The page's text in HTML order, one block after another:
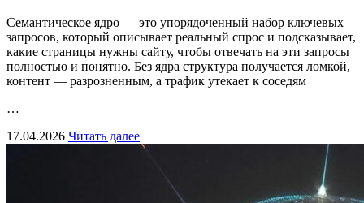
Семантическое ядро — это упорядоченный набор ключевых
запросов, который описывает реальный спрос и подсказывает,
какие страницы нужны сайту, чтобы отвечать на эти запросы
полностью и понятно. Без ядра структура получается ломкой,
контент — разрозненным, а трафик утекает к соседям
…
17.04.2026 Читать далее